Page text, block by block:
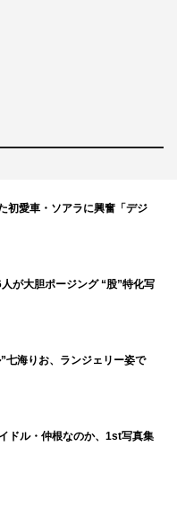
初愛車・ソアラに興奮「デジ
が大胆ポージング “股”特化写
七海りお、ランジェリー姿で
ドル・仲根なのか、1st写真集